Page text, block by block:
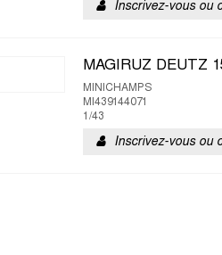
Inscrivez-vous ou
MAGIRUZ DEUTZ
MINICHAMPS
MI439144071
1/43
Inscrivez-vous ou